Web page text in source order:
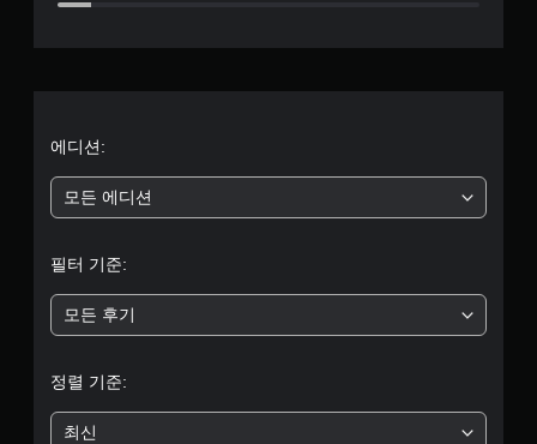
개
중
평
4
에디션:
모든 에디션
필터 기준:
모든 후기
정렬 기준:
최신